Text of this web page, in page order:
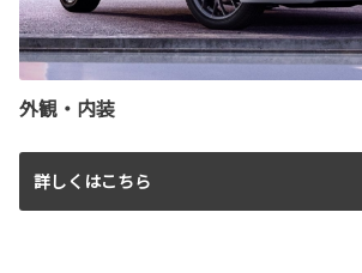
外観・内装
詳しくはこちら